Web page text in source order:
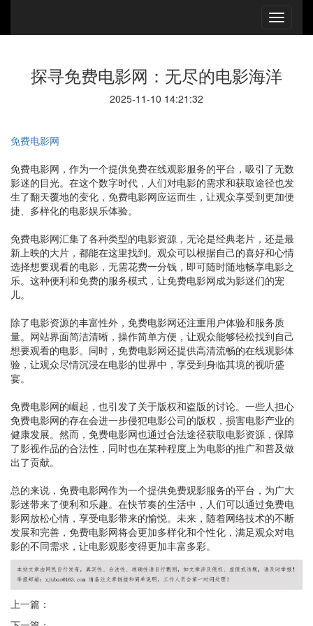
探寻免费电影网：无尽的电影海洋
2025-11-10 14:21:32
免费电影网
免费电影网，作为一个提供免费在线观影服务的平台，吸引了无数
影迷的目光。在这个数字时代，人们对电影的需求和获取途径也发
生了翻天覆地的变化，免费电影网应运而生，让观众享受到更加便
捷、多样化的电影娱乐体验。
免费电影网汇集了各种类型的电影资源，无论是经典老片，还是最
新上映的大片，都能在这里找到。观众可以根据自己的喜好和心情
选择想要观看的电影，无需花费一分钱，即可随时随地畅享电影之
乐。这种便利和免费的服务模式，让免费电影网成为影迷们的宠
儿。
除了电影资源的丰富性外，免费电影网还注重用户体验和服务质
量。网站界面简洁清晰，操作简单方便，让观众能够轻松找到自己
想要观看的电影。同时，免费电影网还提供高清流畅的在线观影体
验，让观众尽情沉浸在电影的世界中，享受到身临其境的视听盛
宴。
免费电影网的崛起，也引发了关于版权和盗版的讨论。一些人担心
免费电影网的存在会进一步侵犯电影公司的版权，损害电影产业的
健康发展。然而，免费电影网也通过合法途径获取电影资源，保障
了影视作品的合法性，同时也在某种程度上为电影的推广和普及做
出了贡献。
总的来说，免费电影网作为一个提供免费观影服务的平台，为广大
影迷带来了便利和乐趣。在快节奏的生活中，人们可以通过免费电
影网放松心情，享受电影带来的愉悦。未来，随着网络技术的不断
发展和完善，免费电影网将会更加多样化和个性化，满足观众对电
影的不同需求，让电影观影变得更加丰富多彩。
上一篇：